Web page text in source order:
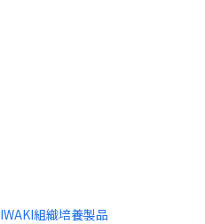
IWAKI組織培養製品